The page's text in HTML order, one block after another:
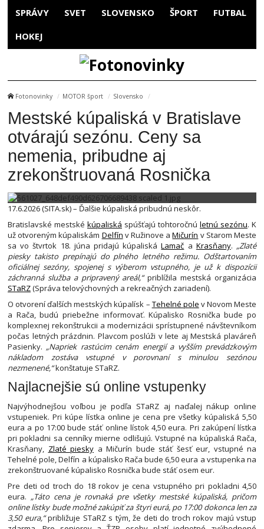
SPRÁVY SVET SLOVENSKO ŠPORT FUTBAL
HOKEJ
Fotonovinky MOTOR šport Slovensko
Mestské kúpaliská v Bratislave
otvárajú sezónu. Ceny sa
nemenia, pribudne aj
zrekonštruovaná Rosnička
17.6.2026 (SITA.sk) – Ďalšie kúpaliská pribudnú neskôr.
Bratislavské mestské kúpaliská spúšťajú tohtoročnú letnú sezónu. K
už otvoreným kúpaliskám Delfín v Ružinove aMičurín v Starom Meste
sa vo štvrtok 18. júna pridajú kúpaliskáLamač a Krasňany. „Zlaté
piesky takisto prepínajú do plného letného režimu. Odštartovaním
oficiálnej sezóny, spojenej s výberom vstupného, je už k dispozícii
záchranná služba a pripravený areál,“priblížila mestská organizácia
STaRZ(Správa telovýchovných a rekreačných zariadení).
O otvorení ďalších mestských kúpalísk – Tehelné pole v Novom Meste
a Rača, budú priebežne informovať. Kúpalisko Rosnička bude po
komplexnej rekonštrukcii a modernizácii sprístupnené návštevníkom
počas letných prázdnin. Plavcom poslúži v lete aj Mestská plaváreň
Pasienky. „Napriek rastúcim cenám energií a vyšším prevádzkovým
nákladom zostáva vstupné v porovnaní s minulou sezónou
nezmenené,“konštatuje STaRZ.
Najlacnejšie sú online vstupenky
Najvýhodnejšou voľbou je podľa STaRZ aj naďalej nákup online
vstupeniek. Pri kúpe lístka online je cena pre všetky kúpaliská 5,50
eura a po 17:00 bude stáť online lístok 4,50 eura. Pri zakúpení lístka
pri pokladni sa cenníky mierne odlišujú. Vstupné na kúpaliská Rača,
Krasňany, Zlaté piesky a Mičurín bude stáť šesť eur, vstupné na
Tehelné pole, Delfín a kúpalisko Rača bude 6,50 eura a vstupenka na
zrekonštruované kúpalisko Rosnička bude stáť osem eur.
Pre deti od troch do 18 rokov je cena vstupného pri pokladni 4,50
eura. „Táto cena je rovnaká pre všetky mestské kúpaliská, pričom
online lístky bude možné zakúpiť za štyri eurá, po 17:00 dokonca len za
3,50 eura,“približuje STaRZ s tým, že deti do troch rokov majú vstup